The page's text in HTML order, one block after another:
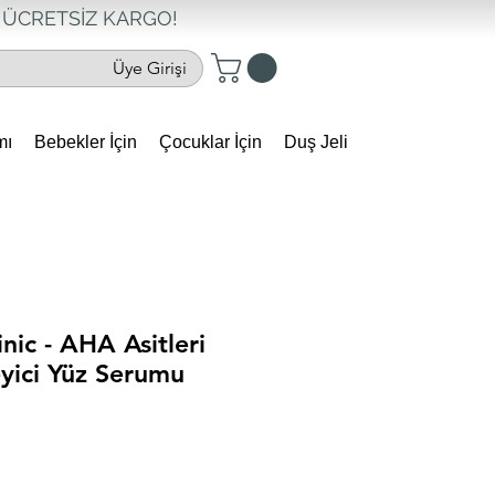
ÜCRETSİZ KARGO!
Üye Girişi
Bebekler İçin Çocuklar İçin Duş Jeli
- AHA Asitleri
Yüz Serumu